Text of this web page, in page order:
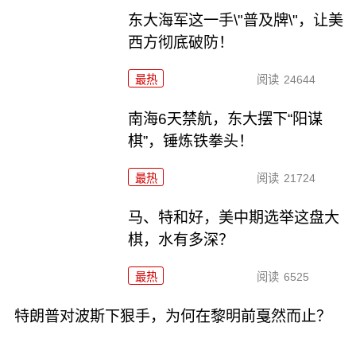
东大海军这一手\"普及牌\"，让美
西方彻底破防！
最热 阅读 24644
南海6天禁航，东大摆下“阳谋
棋”，锤炼铁拳头！
最热 阅读 21724
马、特和好，美中期选举这盘大
棋，水有多深？
最热 阅读 6525
特朗普对波斯下狠手，为何在黎明前戛然而止？